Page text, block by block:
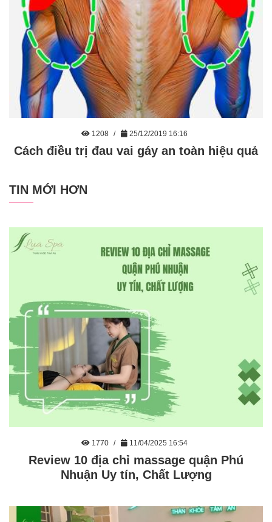
1208 25/12/2019 16:16
Cách điều trị đau vai gáy an toàn hiệu quả
TIN MỚI HƠN
1770 11/04/2025 16:54
Review 10 địa chỉ massage quận Phú
Nhuận Uy tín, Chất Lượng